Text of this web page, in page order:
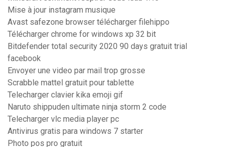
Mise à jour instagram musique
Avast safezone browser télécharger filehippo
Télécharger chrome for windows xp 32 bit
Bitdefender total security 2020 90 days gratuit trial
facebook
Envoyer une video par mail trop grosse
Scrabble mattel gratuit pour tablette
Telecharger clavier kika emoji gif
Naruto shippuden ultimate ninja storm 2 code
Telecharger vlc media player pc
Antivirus gratis para windows 7 starter
Photo pos pro gratuit